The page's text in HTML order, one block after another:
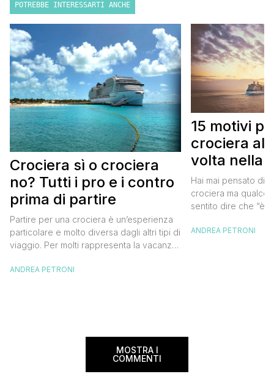
POTREBBE INTERESSARTI ANCHE
Crociera sì o crociera
no? Tutti i pro e i contro
prima di partire
Partire per una crociera è un’esperienza
particolare e molto diversa dagli altri tipi di
viaggio. Per molti rappresenta la vacanza
di visitare più destinazioni senza dover
ANDREA PETRONI
15 motivi
crociera
volta nella
Hai mai pensato di
crociera ma
sentito dire che “è
racconti la mia
ANDREA PETRONI
MOSTRA I
COMMENTI